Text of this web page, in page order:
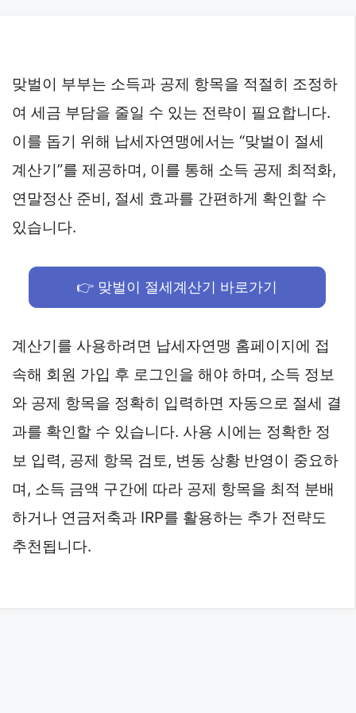
맞벌이 부부는 소득과 공제 항목을 적절히 조정하
여 세금 부담을 줄일 수 있는 전략이 필요합니다.
이를 돕기 위해 납세자연맹에서는 “맞벌이 절세
계산기”를 제공하며, 이를 통해 소득 공제 최적화,
연말정산 준비, 절세 효과를 간편하게 확인할 수
있습니다.
👉 맞벌이 절세계산기 바로가기
계산기를 사용하려면 납세자연맹 홈페이지에 접
속해 회원 가입 후 로그인을 해야 하며, 소득 정보
와 공제 항목을 정확히 입력하면 자동으로 절세 결
과를 확인할 수 있습니다. 사용 시에는 정확한 정
보 입력, 공제 항목 검토, 변동 상황 반영이 중요하
며, 소득 금액 구간에 따라 공제 항목을 최적 분배
하거나 연금저축과 IRP를 활용하는 추가 전략도
추천됩니다.